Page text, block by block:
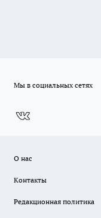
Мы в социальных сетях
О нас
Контакты
Редакционная политика